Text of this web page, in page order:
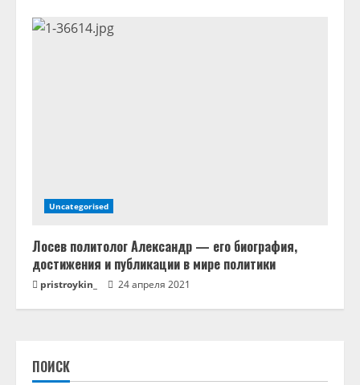
Uncategorised
Лосев политолог Александр — его биография,
достижения и публикации в мире политики
pristroykin_ 24 апреля 2021
ПОИСК